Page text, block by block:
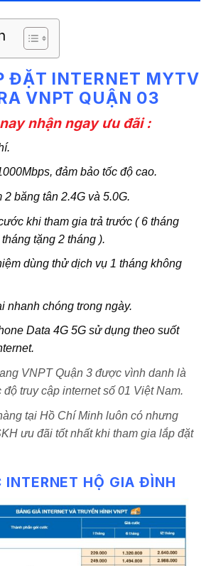
ĐẶT INTERNET MYTV
VNPT QUẬN 03
nhận ngay ưu đãi :
đảm bảo tốc độ cao.
2 băng tân 2.4G và 5.0G.
khi tham gia trả trước ( 6 tháng
tặng 2 tháng ).
dùng thử dịch vụ 1 tháng không
nhanh chóng trong ngày.
Data 4G 5G sử dụng theo suốt
VNPT Quận 3 được vình danh là
độ truy cập internet số 01 Việt Nam.
tại Hồ Chí Minh luôn có nhưng
ưu đãi tốt nhất khi tham gia lắp đặt
INTERNET HỘ GIA ĐÌNH